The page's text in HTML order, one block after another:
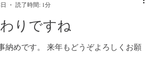
りですね
納めです。 来年もどうぞよろしくお願
読了時間: 1分